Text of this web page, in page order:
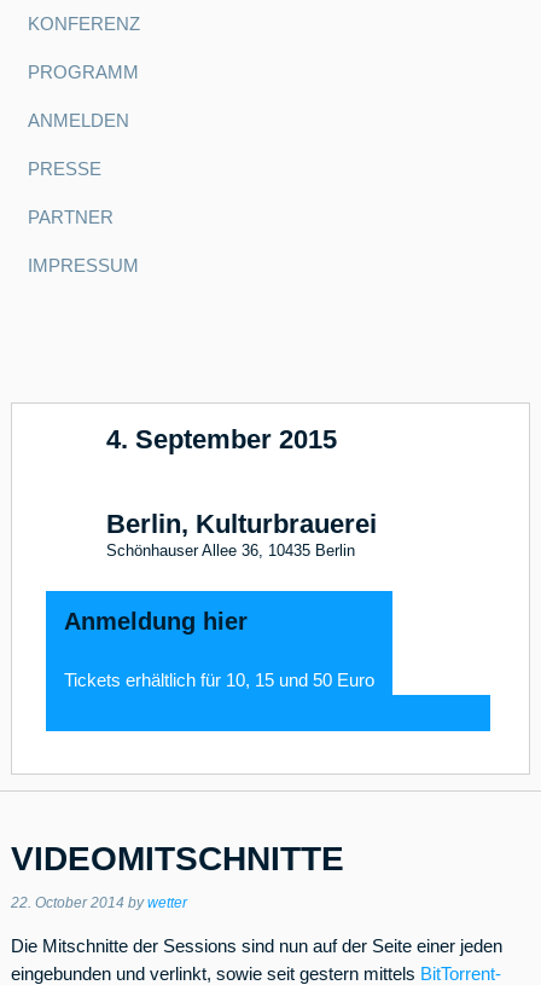
KONFERENZ
PROGRAMM
ANMELDEN
PRESSE
PARTNER
IMPRESSUM
4. September 2015
Berlin, Kulturbrauerei
Schönhauser Allee 36, 10435 Berlin
Anmeldung hier
Tickets erhältlich für 10, 15 und 50 Euro
VIDEOMITSCHNITTE
22. October 2014 bywetter
Die Mitschnitte der Sessions sind nun auf der Seite einer jeden
eingebunden und verlinkt, sowie seit gestern mittels BitTorrent-